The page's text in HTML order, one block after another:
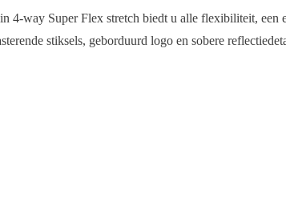
way Super Flex stretch biedt u alle flexibiliteit, een
stiksels, geborduurd logo en sobere